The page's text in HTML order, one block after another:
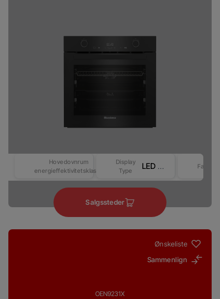
Hovedovnrum
energieffektivitetsklasse
Display
Type
LED Display - Touch&Knob Control Prologue-Beyond DAC Better– Competitive-2 Farve
Salgssteder
Ønskeliste
Sammenlign
OEN9231X